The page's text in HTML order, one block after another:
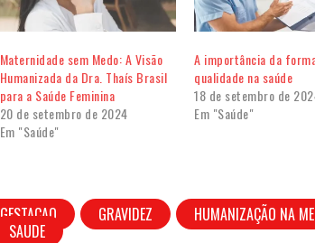
Maternidade sem Medo: A Visão
Humanizada da Dra. Thaís Brasil
para a Saúde Feminina
20 de setembro de 2024
Em "Saúde"
A importância da
qualidade na saúde
18 de setembro de
Em "Saúde"
GESTACAO GRAVIDEZ HUMANIZAÇÃO NA
SAUDE